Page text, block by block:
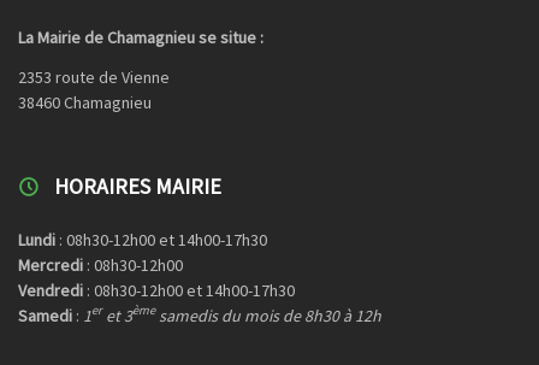
La Mairie de Chamagnieu se situe :
2353 route de Vienne
38460 Chamagnieu
HORAIRES MAIRIE
Lundi : 08h30-12h00 et 14h00-17h30
Mercredi : 08h30-12h00
Vendredi : 08h30-12h00 et 14h00-17h30
Samedi : 1eret 3èmesamedis du mois de 8h30 à 12h